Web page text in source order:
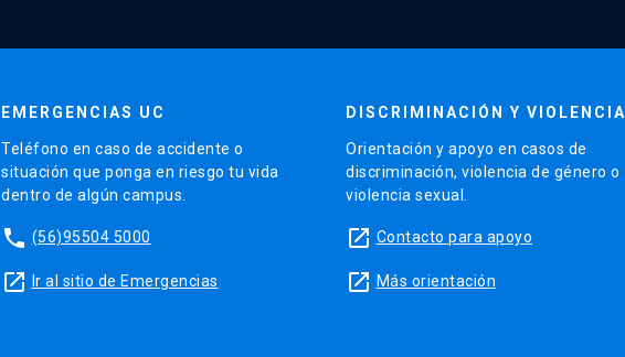
EMERGENCIAS UC
Teléfono en caso de accidente o
situación que ponga en riesgo tu vida
dentro de algún campus.
phone (56)95504 5000
launch Ir al sitio de Emergencias
DISCRIMINACIÓN Y VIOLENCIA
Orientación y apoyo en casos de
discriminación, violencia de género o
violencia sexual.
launch Contacto para apoyo
launch Más orientación